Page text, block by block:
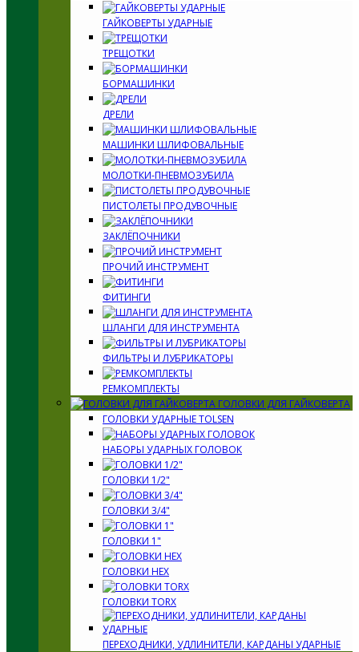
ГАЙКОВЕРТЫ УДАРНЫЕ
ТРЕЩОТКИ
БОРМАШИНКИ
ДРЕЛИ
МАШИНКИ ШЛИФОВАЛЬНЫЕ
МОЛОТКИ-ПНЕВМОЗУБИЛА
ПИСТОЛЕТЫ ПРОДУВОЧНЫЕ
ЗАКЛЁПОЧНИКИ
ПРОЧИЙ ИНСТРУМЕНТ
ФИТИНГИ
ШЛАНГИ ДЛЯ ИНСТРУМЕНТА
ФИЛЬТРЫ И ЛУБРИКАТОРЫ
РЕМКОМПЛЕКТЫ
ГОЛОВКИ ДЛЯ ГАЙКОВЕРТА
ГОЛОВКИ УДАРНЫЕ TOLSEN
НАБОРЫ УДАРНЫХ ГОЛОВОК
ГОЛОВКИ 1/2"
ГОЛОВКИ 3/4"
ГОЛОВКИ 1"
ГОЛОВКИ HEX
ГОЛОВКИ TORX
ПЕРЕХОДНИКИ, УДЛИНИТЕЛИ, КАРДАНЫ УДАРНЫЕ